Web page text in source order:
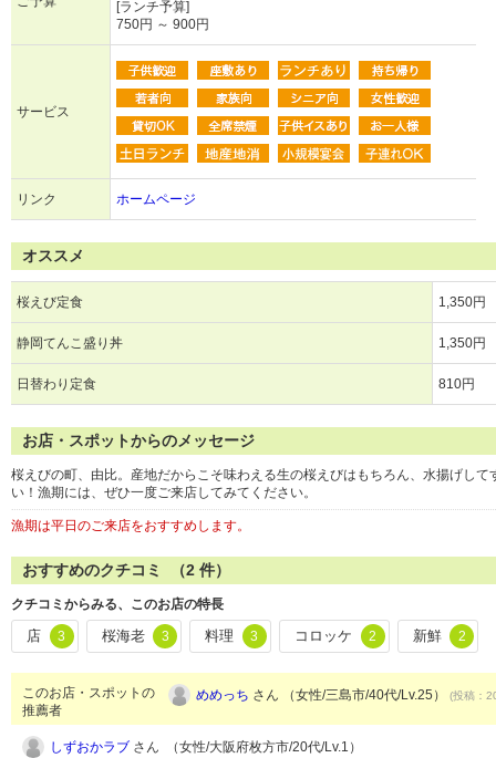
[ランチ予算]
750円 ～ 900円
サービス
リンク ホームページ
オススメ
桜えび定食 1,350円
静岡てんこ盛り丼 1,350円
日替わり定食 810円
お店・スポットからのメッセージ
桜えびの町、由比。産地だからこそ味わえる生の桜えびはもちろん、水揚げし
い！漁期には、ぜひ一度ご来店してみてください。
漁期は平日のご来店をおすすめします。
おすすめのクチコミ （2 件）
クチコミからみる、このお店の特長
店 3 桜海老 3 料理 3 コロッケ 2 新鮮 2
このお店・スポットの
推薦者
めめっち さん （女性/三島市/40代/Lv.25） (投稿：
しずおかラブ さん （女性/大阪府枚方市/20代/Lv.1）